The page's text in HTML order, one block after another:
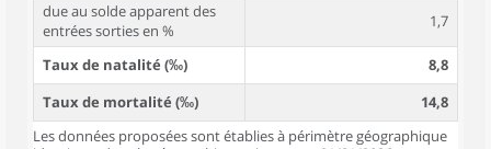
due au solde apparent des
entrées sorties en %
1,7
Taux de natalité (‰)
8,8
Taux de mortalité (‰)
14,8
Les données proposées sont établies à périmètre géographique